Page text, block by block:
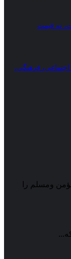
نه قیمت
فرهنگی،
ومسلم را